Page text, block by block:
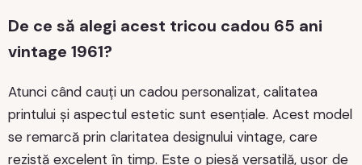
De ce să alegi acest tricou cadou 65 ani
vintage 1961?
Atunci când cauți un cadou personalizat, calitatea
printului și aspectul estetic sunt esențiale. Acest model
se remarcă prin claritatea designului vintage, care
rezistă excelent în timp. Este o piesă versatilă, ușor de